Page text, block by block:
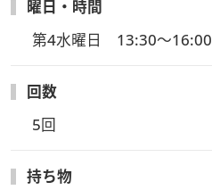
曜日・時間
第4水曜日　13:30～16:00
回数
5回
持ち物